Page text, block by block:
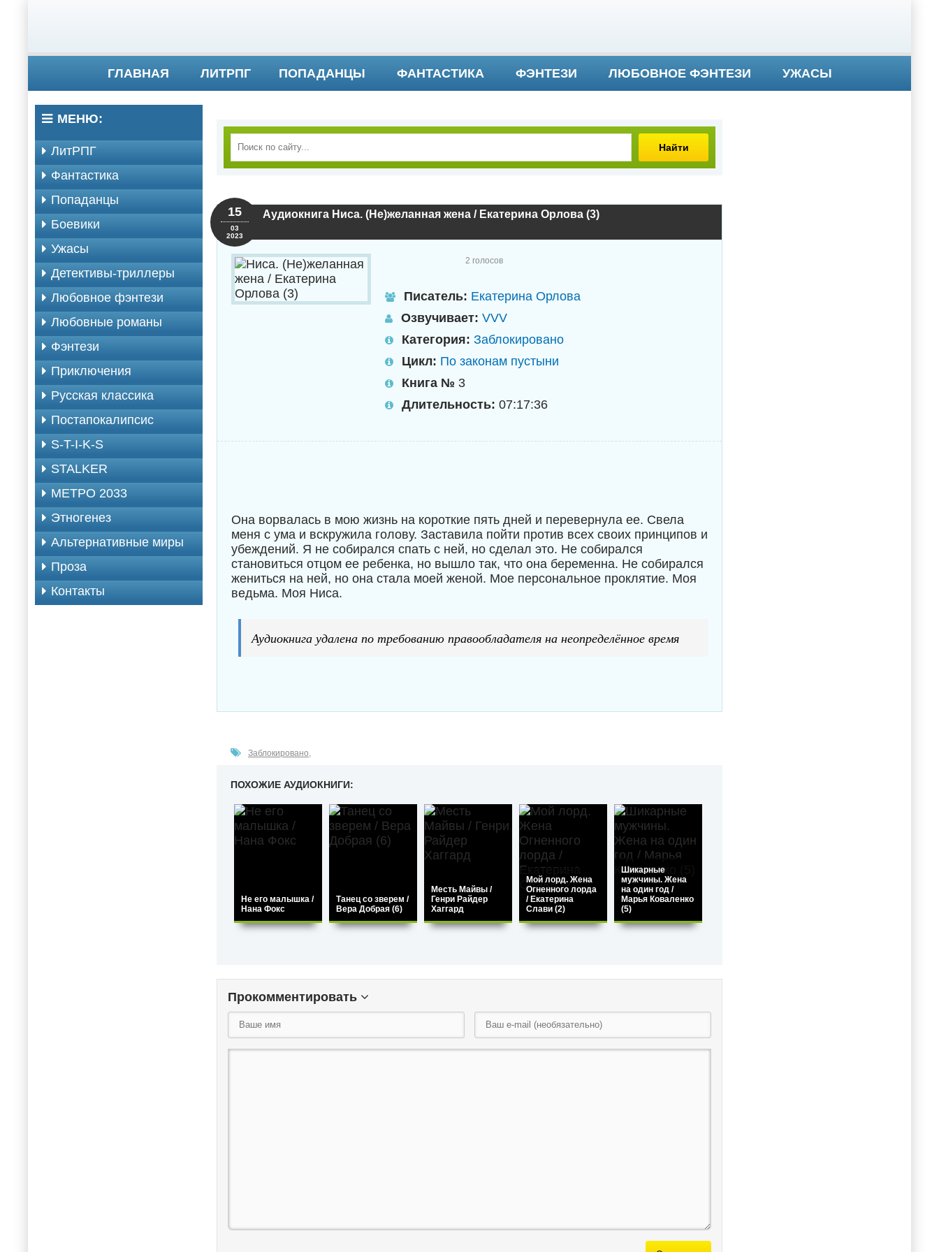
ГЛАВНАЯ ЛИТРПГ ПОПАДАНЦЫ ФАНТАСТИКА ФЭНТЕЗИ ЛЮБОВНОЕ ФЭНТЕЗИ УЖАСЫ
Найти
Аудиокнига Ниса. (Не)желанная жена / Екатерина Орлова (3)
15
03
2023
2 голосов
Писатель: Екатерина Орлова
Озвучивает: VVV
Категория: Заблокировано
Цикл: По законам пустыни
Книга № 3
Длительность: 07:17:36
Она ворвалась в мою жизнь на короткие пять дней и перевернула ее. Свела
меня с ума и вскружила голову. Заставила пойти против всех своих принципов и
убеждений. Я не собирался спать с ней, но сделал это. Не собирался
становиться отцом ее ребенка, но вышло так, что она беременна. Не собирался
жениться на ней, но она стала моей женой. Мое персональное проклятие. Моя
ведьма. Моя Ниса.
Аудиокнига удалена по требованию правообладателя на неопределённое время
Заблокировано,
ПОХОЖИЕ АУДИОКНИГИ:
Не его малышка /
Нана Фокс
Танец со зверем /
Вера Добрая (6)
Месть Майвы /
Генри Райдер
Хаггард
Мой лорд. Жена
Огненного лорда
/ Екатерина
Слави (2)
Шикарные
мужчины. Жена
на один год /
Марья Коваленко
(5)
Прокомментировать
МЕНЮ:
ЛитРПГ
Фантастика
Попаданцы
Боевики
Ужасы
Детективы-триллеры
Любовное фэнтези
Любовные романы
Фэнтези
Приключения
Русская классика
Постапокалипсис
S-T-I-K-S
STALKER
МЕТРО 2033
Этногенез
Альтернативные миры
Проза
Контакты